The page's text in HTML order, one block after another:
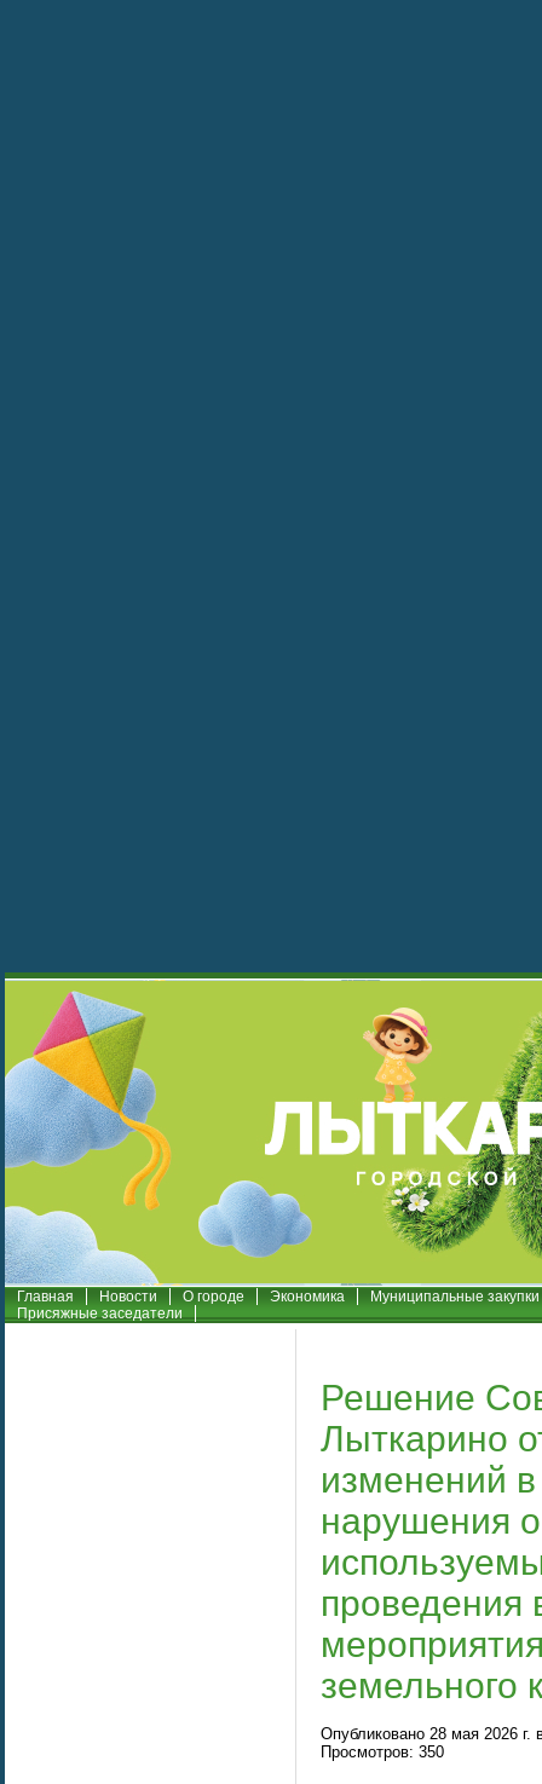
Главная Новости О городе Экономика
Муниципальные закупки
Присяжные заседатели
Решение
Лыткарино
изменений
нарушения
проведения
земельного
Опубликовано 28 мая 2026 г.
Просмотров: 350